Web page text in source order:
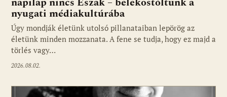
nyugati médiakultúrába
Úgy mondják életünk utolsó pillanataiban lepörög az
életünk minden mozzanata. A fene se tudja, hogy ez majd a
törlés vagy…
2026.08.02.